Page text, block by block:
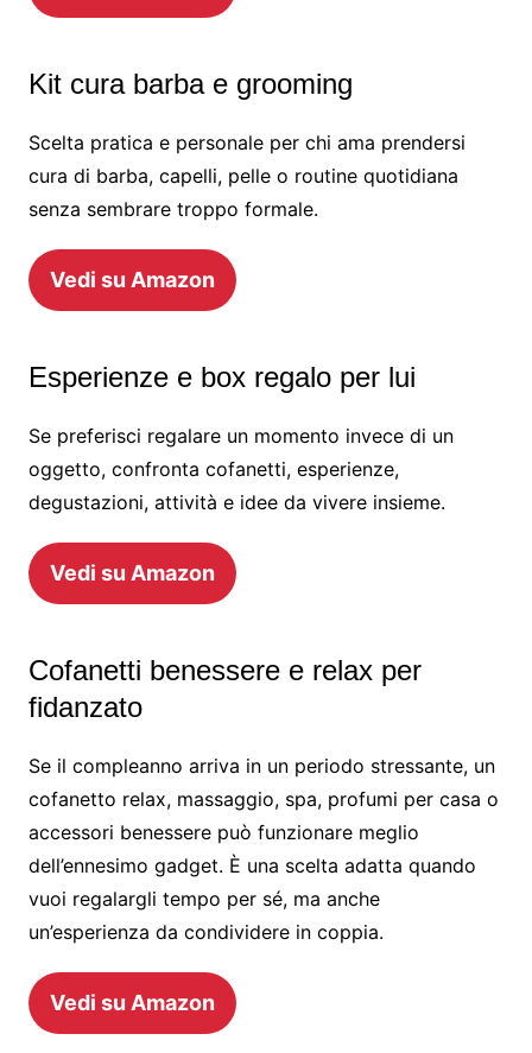
Kit cura barba e grooming
Scelta pratica e personale per chi ama prendersi
cura di barba, capelli, pelle o routine quotidiana
senza sembrare troppo formale.
Vedi su Amazon
Esperienze e box regalo per lui
Se preferisci regalare un momento invece di un
oggetto, confronta cofanetti, esperienze,
degustazioni, attività e idee da vivere insieme.
Vedi su Amazon
Cofanetti benessere e relax per
fidanzato
Se il compleanno arriva in un periodo stressante, un
cofanetto relax, massaggio, spa, profumi per casa o
accessori benessere può funzionare meglio
dell’ennesimo gadget. È una scelta adatta quando
vuoi regalargli tempo per sé, ma anche
un’esperienza da condividere in coppia.
Vedi su Amazon